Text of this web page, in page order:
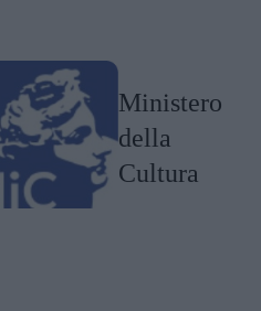
Ministero
della
Cultura